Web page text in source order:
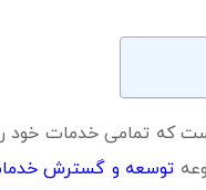
که تمامی خدمات خود
توسعه و گسترش